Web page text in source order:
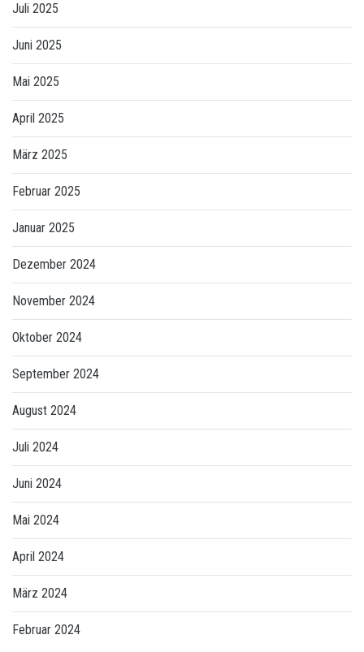
Juli 2025
Juni 2025
Mai 2025
April 2025
März 2025
Februar 2025
Januar 2025
Dezember 2024
November 2024
Oktober 2024
September 2024
August 2024
Juli 2024
Juni 2024
Mai 2024
April 2024
März 2024
Februar 2024